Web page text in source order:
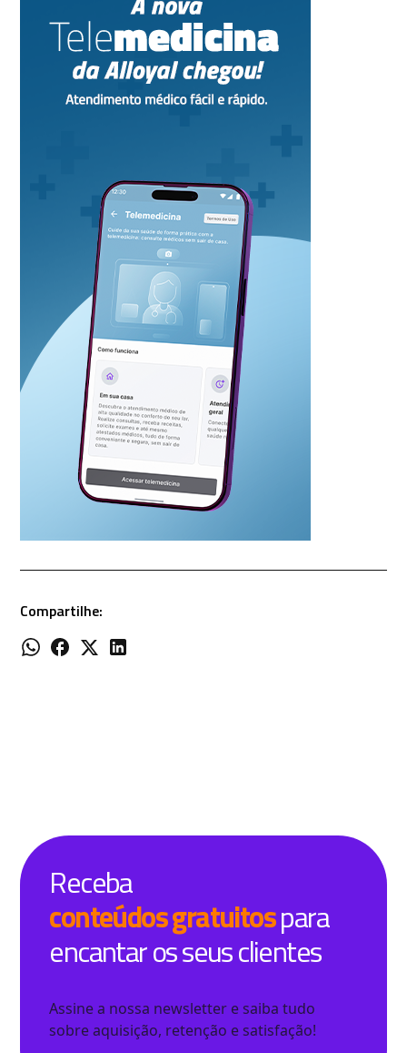
Compartilhe:
Receba
conteúdos gratuitospara
encantar os seus clientes
Assine a nossa newsletter e saiba tudo
sobre aquisição, retenção e satisfação!